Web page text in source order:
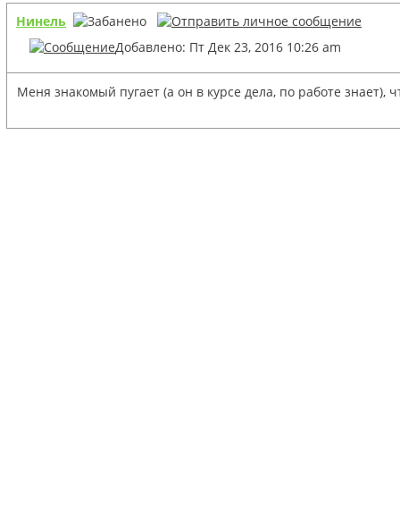
Нинель
Добавлено: Пт Дек 23, 2016 10:26 am
Меня знакомый пугает (а он в курсе дела, по работе